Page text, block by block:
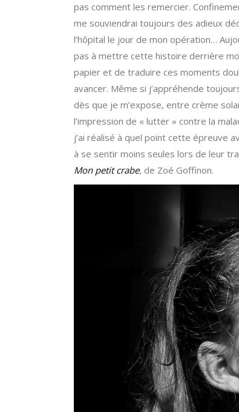
pas comment les remercier.
me souviendrai toujours des adieux
l’hôpital le jour de mon opération…
pas à mettre cette histoire derrière
papier et de traduire ces moments
avancer. Même si j’appréhende
dès que je m’expose, entre crème
l’impression de « lutter » contre la
j’ai réalisé à quel point cette épreuve
à se sentir moins seules lors de leur
Mon petit crabe, de Zoé Goffinon.